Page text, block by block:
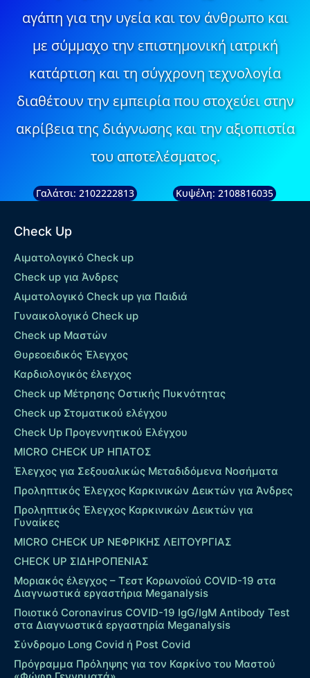
αγάπη για την υγεία και τον άνθρωπο και
με σύμμαχο την επιστημονική ιατρική
κατάρτιση και τη σύγχρονη τεχνολογία
διαθέτουν την εμπειρία που στοχεύει στην
ακρίβεια της διάγνωσης και την αξιοπιστία
του αποτελέσματος.
Γαλάτσι: 2102222813 Κυψέλη: 2108816035
Check Up
Αιματολογικό Check up
Check up για Άνδρες
Αιματολογικό Check up για Παιδιά
Γυναικολογικό Check up
Check up Μαστών
Θυρεοειδικός Έλεγχος
Καρδιολογικός έλεγχος
Check up Mέτρησης Οστικής Πυκνότητας
Check up Στοματικού ελέγχου
Check Up Προγεννητικού Ελέγχου
MICRO CHECK UP HΠΑΤΟΣ
Έλεγχος για Σεξουαλικώς Μεταδιδόμενα Νοσήματα
Προληπτικός Έλεγχος Καρκινικών Δεικτών για Άνδρες
Προληπτικός Έλεγχος Καρκινικών Δεικτών για
Γυναίκες
MICRO CHECK UP ΝΕΦΡΙΚΗΣ ΛΕΙΤΟΥΡΓΙΑΣ
CHECK UP ΣΙΔΗΡΟΠΕΝΙΑΣ
Μοριακός έλεγχος – Τεστ Κορωνοϊού COVID-19 στα
Διαγνωστικά εργαστήρια Meganalysis
Ποιοτικό Coronavirus COVID-19 IgG/IgM Antibody Test
στα Διαγνωστικά εργαστηρία Meganalysis
Σύνδρομο Long Covid ή Post Covid
Πρόγραμμα Πρόληψης για τον Καρκίνο του Μαστού